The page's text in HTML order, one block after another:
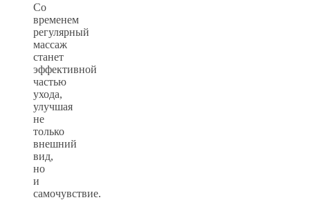
Со
временем
регулярный
массаж
станет
эффективной
частью
ухода,
улучшая
не
только
внешний
вид,
но
и
самочувствие.